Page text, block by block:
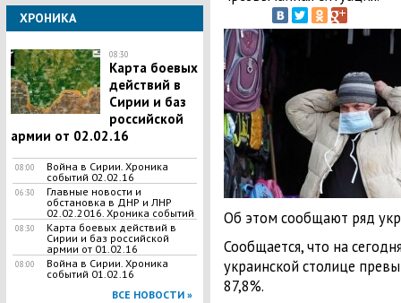
ХРОНИКА
08:30
Карта боевых
действий в
Сирии и баз
российской
армии от 02.02.16
08:00
Война в Сирии. Хроника
событий 02.02.16
06:30
Главные новости и
обстановка в ДНР и ЛНР
02.02.2016. Хроника событий
08:30
Карта боевых действий в
Сирии и баз российской
армии от 01.02.16
08:00
Война в Сирии. Хроника
событий 01.02.16
ВСЕ НОВОСТИ »
Об этом сообщают ряд
Сообщается, что на
украинской столице
87,8%.